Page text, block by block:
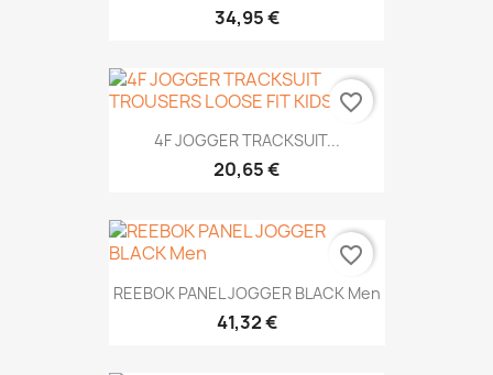
34,95 €
4F JOGGER TRACKSUIT...
20,65 €
favorite_border
REEBOK PANEL JOGGER BLACK Men
41,32 €
favorite_border